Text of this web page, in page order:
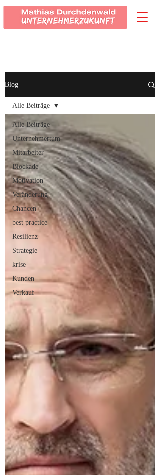
Blog
Alle Beiträge
Unternehmertum
Mitarbeiter
Blockade
Motivation
Veränderung
Chancen
best practice
Resilienz
Strategie
krise
Kunden
Verkauf
Alle Beiträge